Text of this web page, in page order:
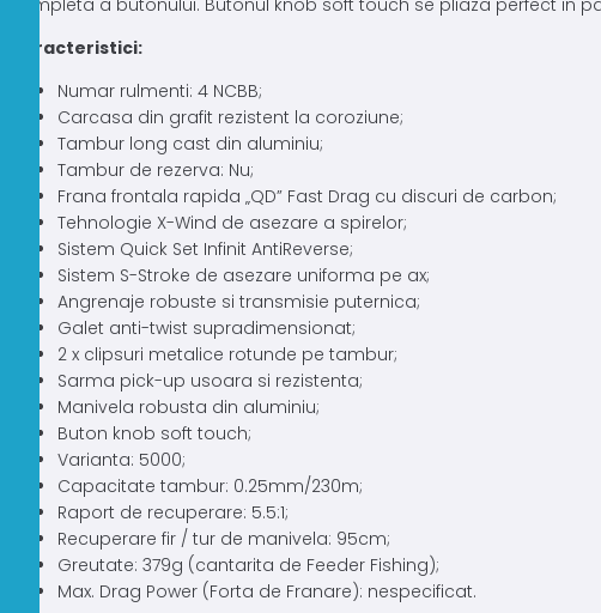
completa a butonului. Butonul knob soft touch se pliaza perfect in
Caracteristici:
Numar rulmenti: 4 NCBB;
Carcasa din grafit rezistent la coroziune;
Tambur long cast din aluminiu;
Tambur de rezerva: Nu;
Frana frontala rapida „QD” Fast Drag cu discuri de carbon;
Tehnologie X-Wind de asezare a spirelor;
Sistem Quick Set Infinit AntiReverse;
Sistem S-Stroke de asezare uniforma pe ax;
Angrenaje robuste si transmisie puternica;
Galet anti-twist supradimensionat;
2 x clipsuri metalice rotunde pe tambur;
Sarma pick-up usoara si rezistenta;
Manivela robusta din aluminiu;
Buton knob soft touch;
Varianta: 5000;
Capacitate tambur: 0.25mm/230m;
Raport de recuperare: 5.5:1;
Recuperare fir / tur de manivela: 95cm;
Greutate: 379g (cantarita de Feeder Fishing);
Max. Drag Power (Forta de Franare): nespecificat.